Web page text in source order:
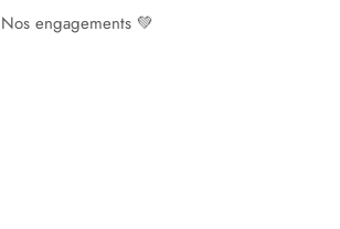
Nos engagements 💚